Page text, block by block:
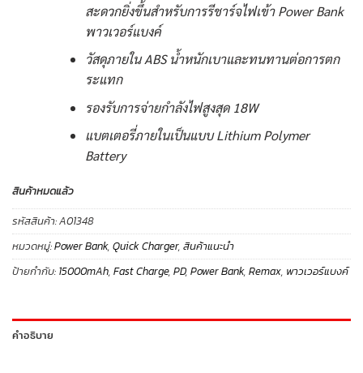
สะดวกยิ่งขึ้นสำหรับการรีชาร์จไฟเข้า Power Bank
พาวเวอร์แบงค์
วัสดุภายใน ABS น้ำหนักเบาและทนทานต่อการตก
ระแทก
รองรับการจ่ายกำลังไฟสูงสุด 18W
แบตเตอรี่ภายในเป็นแบบ Lithium Polymer
Battery
สินค้าหมดแล้ว
รหัสสินค้า:A01348
หมวดหมู่:Power Bank, Quick Charger, สินค้าแนะนำ
ป้ายกำกับ: 15000mAh, Fast Charge, PD, Power Bank, Remax, พาวเวอร์แบงค์
คำอธิบาย